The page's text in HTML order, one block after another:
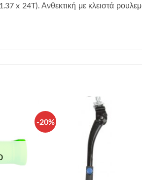
x 24T). Ανθεκτική με κλειστά
-20%